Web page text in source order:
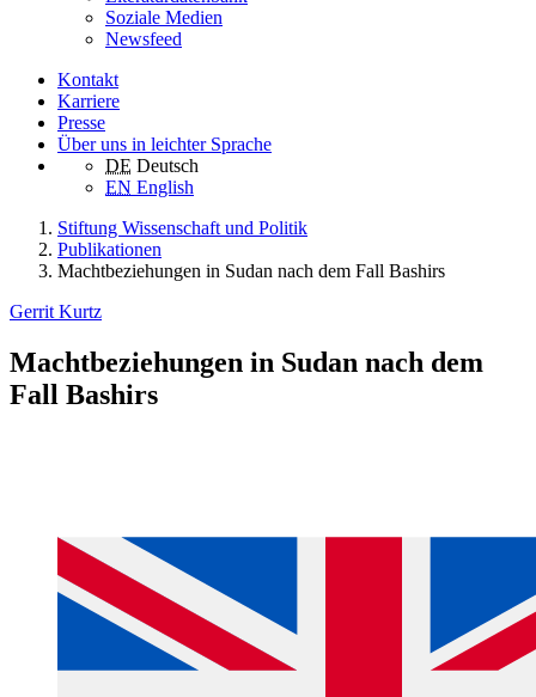
Soziale Medien
Newsfeed
Kontakt
Karriere
Presse
Über uns in leichter Sprache
DE Deutsch
EN English
Stiftung Wissenschaft und Politik
Publikationen
Machtbeziehungen in Sudan nach dem Fall Bashirs
Gerrit Kurtz
Machtbeziehungen in Sudan nach dem
Fall Bashirs